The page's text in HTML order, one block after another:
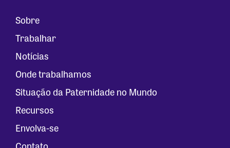
Sobre
Trabalhar
Notícias
Onde trabalhamos
Situação da Paternidade no Mundo
Recursos
Envolva-se